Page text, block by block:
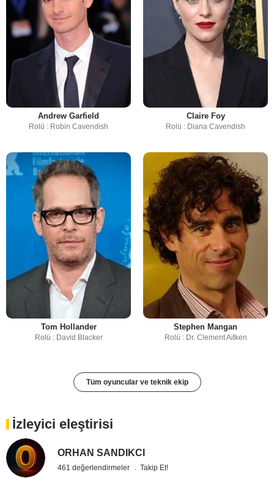
Andrew Garfield
Rolü : Robin Cavendish
Claire Foy
Rolü : Diana Cavendish
Tom Hollander
Rolü : David Blacker
Stephen Mangan
Rolü : Dr. Clement Aitken
Tüm oyuncular ve teknik ekip
İzleyici eleştirisi
ORHAN SANDIKCI
461 değerlendirmeler Takip Et!